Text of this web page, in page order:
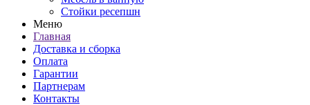
Стойки ресепшн
Меню
Главная
Доставка и сборка
Оплата
Гарантии
Партнерам
Контакты